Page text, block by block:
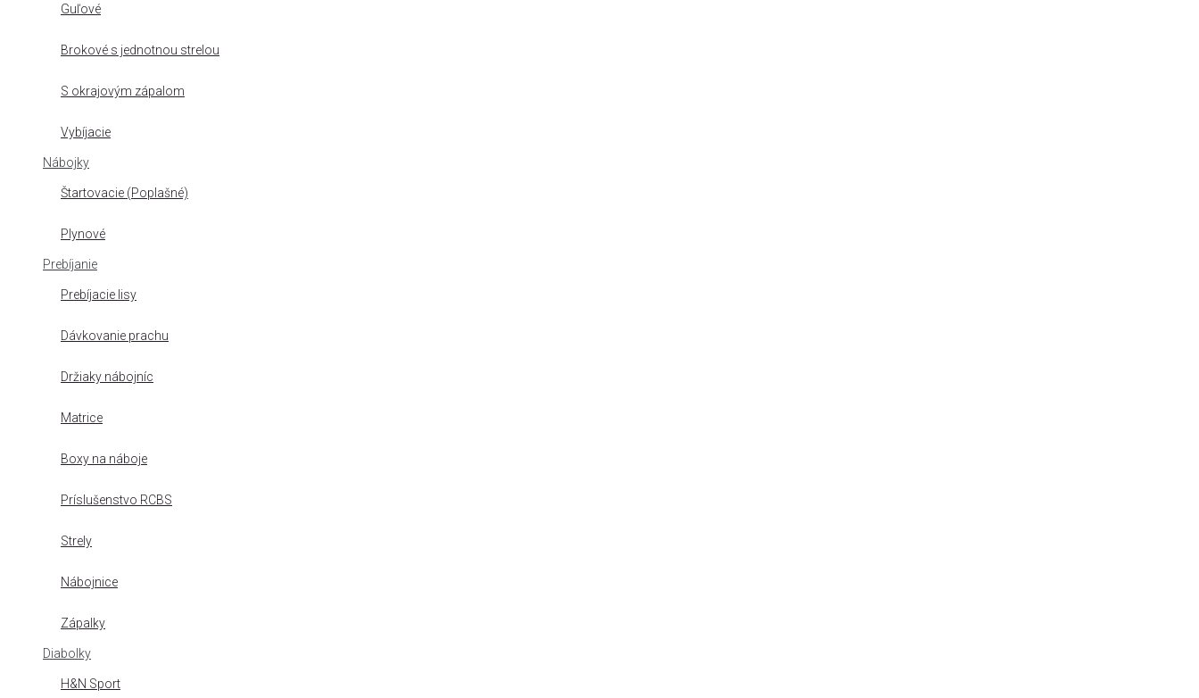
Guľové
Brokové s jednotnou strelou
S okrajovým zápalom
Vybíjacie
Nábojky
Štartovacie (Poplašné)
Plynové
Prebíjanie
Prebíjacie lisy
Dávkovanie prachu
Držiaky nábojníc
Matrice
Boxy na náboje
Príslušenstvo RCBS
Strely
Nábojnice
Zápalky
Diabolky
H&N Sport